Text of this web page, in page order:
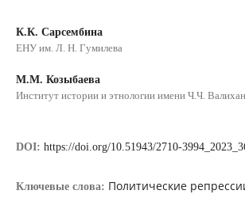
К.К. Сарсембина
ЕНУ им. Л. Н. Гумилева
М.М. Козыбаева
Институт истории и этнологии имени Ч.Ч.
DOI: https://doi.org/10.51943/2710-
Ключевые слова: Политические